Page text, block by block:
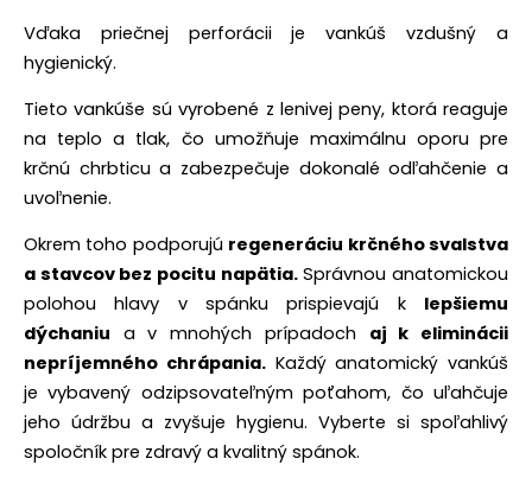
Vďaka priečnej perforácii je vankúš vzdušný a
hygienický.
Tieto vankúše sú vyrobené z lenivej peny, ktorá reaguje
na teplo a tlak, čo umožňuje maximálnu oporu pre
krčnú chrbticu a zabezpečuje dokonalé odľahčenie a
uvoľnenie.
Okrem toho podporujú regeneráciu krčného svalstva
a stavcov bez pocitu napätia. Správnou anatomickou
polohou hlavy v spánku prispievajú k lepšiemu
dýchaniu a v mnohých prípadoch aj k eliminácii
nepríjemného chrápania.Každý anatomický vankúš
je vybavený odzipsovateľným poťahom, čo uľahčuje
jeho údržbu a zvyšuje hygienu. Vyberte si spoľahlivý
spoločník pre zdravý a kvalitný spánok.